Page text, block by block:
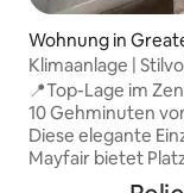
Wohnung in
Klimaanlage |
Mayfair | Zentrum
📍Top-Lage im
10 Gehminuten
Diese elegante
Mayfair bietet
erstklassiger Lage